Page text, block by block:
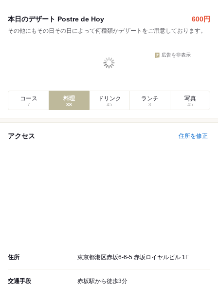
本日のデザート Postre de Hoy 600円
その他にもその日その日によって何種類かデザートをご用意しております。
広告を非表示
コース
7
料理
38
ドリンク
45
ランチ
3
写真
45
アクセス 住所を修正
住所 東京都港区赤坂6-6-5 赤坂ロイヤルビル 1F
交通手段
赤坂駅から徒歩3分